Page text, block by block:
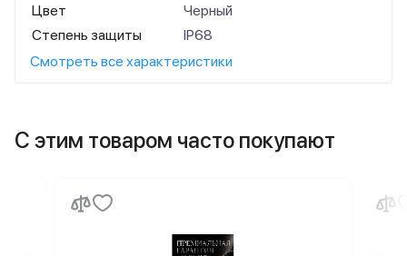
Цвет
Черный
Степень защиты
IP68
Смотреть все характеристики
С этим товаром часто покупают